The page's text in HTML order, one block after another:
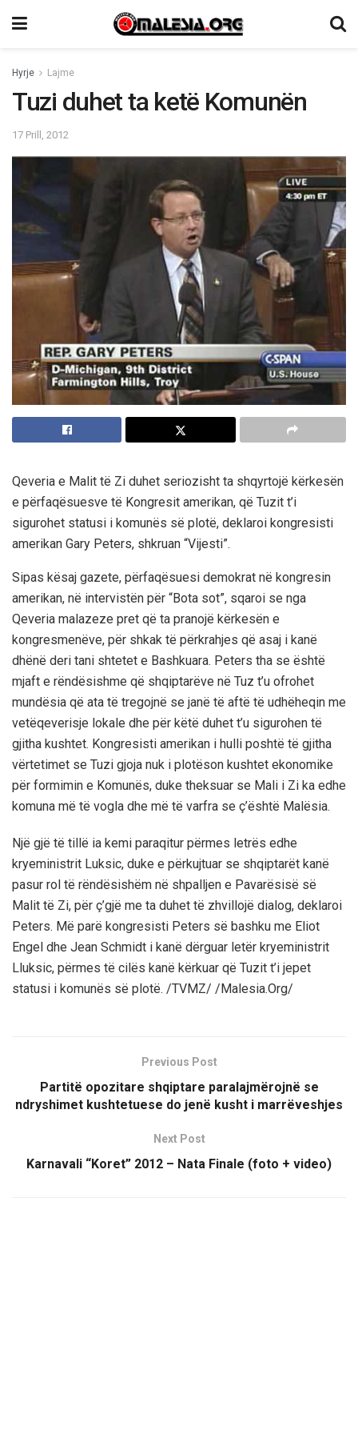
Hyrje Lajme
Tuzi duhet ta ketë Komunën
17 Prill, 2012
Qeveria e Malit të Zi duhet seriozisht ta shqyrtojë kërkesën
e përfaqësuesve të Kongresit amerikan, që Tuzit t’i
sigurohet statusi i komunës së plotë, deklaroi kongresisti
amerikan Gary Peters, shkruan “Vijesti”.
Sipas kësaj gazete, përfaqësuesi demokrat në kongresin
amerikan, në intervistën për “Bota sot”, sqaroi se nga
Qeveria malazeze pret që ta pranojë kërkesën e
kongresmenëve, për shkak të përkrahjes që asaj i kanë
dhënë deri tani shtetet e Bashkuara. Peters tha se është
mjaft e rëndësishme që shqiptarëve në Tuz t’u ofrohet
mundësia që ata të tregojnë se janë të aftë të udhëheqin me
vetëqeverisje lokale dhe për këtë duhet t’u sigurohen të
gjitha kushtet. Kongresisti amerikan i hulli poshtë të gjitha
vërtetimet se Tuzi gjoja nuk i plotëson kushtet ekonomike
për formimin e Komunës, duke theksuar se Mali i Zi ka edhe
komuna më të vogla dhe më të varfra se ç’është Malësia.
Një gjë të tillë ia kemi paraqitur përmes letrës edhe
kryeministrit Luksic, duke e përkujtuar se shqiptarët kanë
pasur rol të rëndësishëm në shpalljen e Pavarësisë së
Malit të Zi, për ç’gjë me ta duhet të zhvillojë dialog, deklaroi
Peters. Më parë kongresisti Peters së bashku me Eliot
Engel dhe Jean Schmidt i kanë dërguar letër kryeministrit
Lluksic, përmes të cilës kanë kërkuar që Tuzit t’i jepet
statusi i komunës së plotë. /TVMZ/ /Malesia.Org/
Previous Post
Partitë opozitare shqiptare paralajmërojnë se
ndryshimet kushtetuese do jenë kusht i marrëveshjes
Next Post
Karnavali “Koret” 2012 – Nata Finale (foto + video)